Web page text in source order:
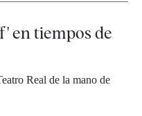
en tiempos de
Real de la mano de